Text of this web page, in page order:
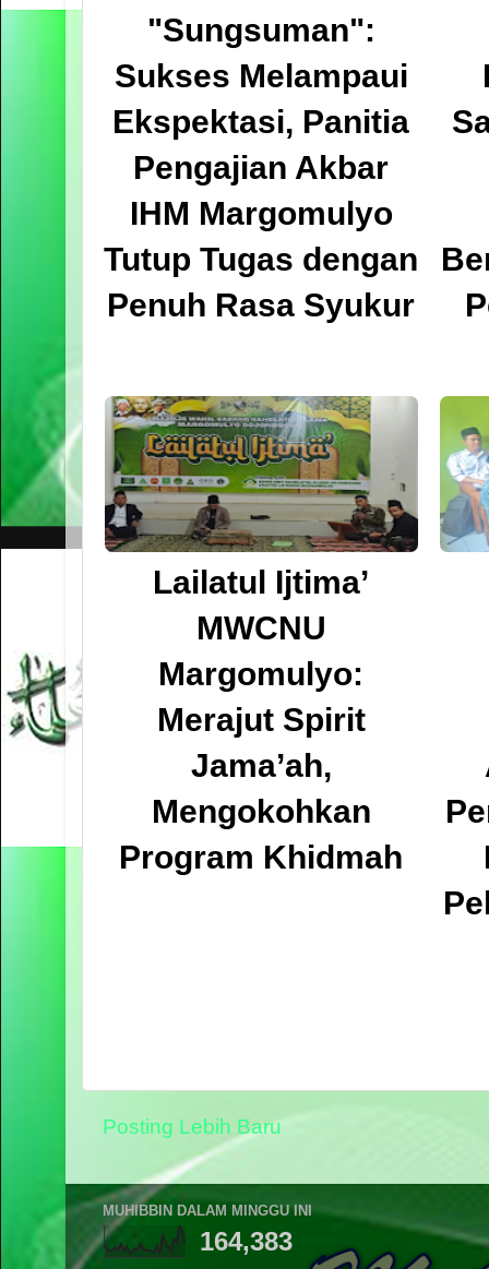
"Sungsuman":
Sukses Melampaui
Ekspektasi, Panitia
Pengajian Akbar
IHM Margomulyo
Tutup Tugas dengan
Penuh Rasa Syukur
Lailatul Ijtima’
MWCNU
Margomulyo:
Merajut Spirit
Jama’ah,
Mengokohkan
Program Khidmah
Posting Lebih Baru
MUHIBBIN DALAM MINGGU INI
164,383